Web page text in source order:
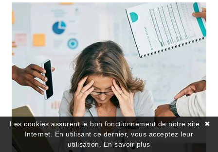
✖
Les cookies assurent le bon fonctionnement de notre site
Internet. En utilisant ce dernier, vous acceptez leur
utilisation. En savoir plus